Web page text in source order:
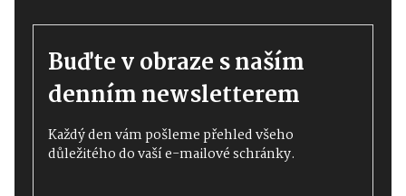
Buďte v obraze s naším
denním newsletterem
Každý den vám pošleme přehled všeho
důležitého do vaší e-mailové schránky.